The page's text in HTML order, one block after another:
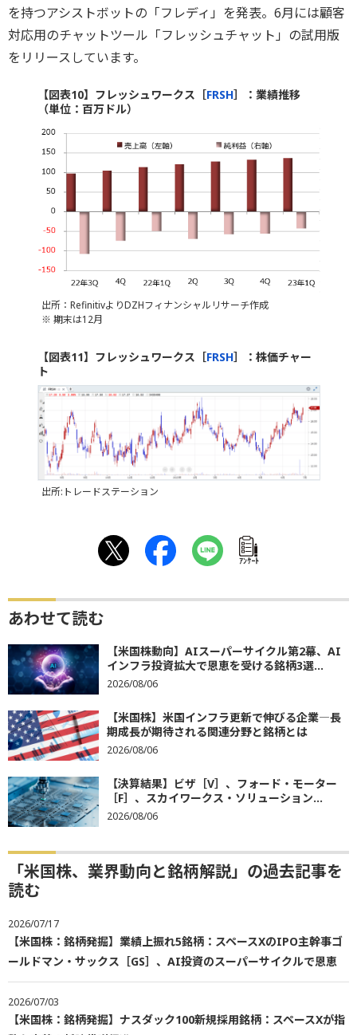
を持つアシストボットの「フレディ」を発表。6月には顧客
対応用のチャットツール「フレッシュチャット」の試用版
をリリースしています。
【図表10】フレッシュワークス［FRSH］：業績推移
（単位：百万ドル）
出所：RefinitivよりDZHフィナンシャルリサーチ作成
※ 期末は12月
【図表11】フレッシュワークス［FRSH］：株価チャー
ト
出所:トレードステーション
ｱﾝｹｰﾄ
あわせて読む
【米国株動向】AIスーパーサイクル第2幕、AI
インフラ投資拡大で恩恵を受ける銘柄3選...
2026/08/06
【米国株】米国インフラ更新で伸びる企業―長
期成長が期待される関連分野と銘柄とは
2026/08/06
【決算結果】ビザ［V］、フォード・モーター
［F］、スカイワークス・ソリューション...
2026/08/06
「米国株、業界動向と銘柄解説」の過去記事を
読む
2026/07/17
【米国株：銘柄発掘】業績上振れ5銘柄：スペースXのIPO主幹事ゴ
ールドマン・サックス［GS］、AI投資のスーパーサイクルで恩恵
2026/07/03
【米国株：銘柄発掘】ナスダック100新規採用銘柄：スペースXが指